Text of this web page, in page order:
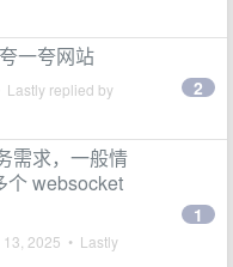
一夸网站
Lastly replied by 2
需求，一般情
个 websocket
2025 • Lastly
1